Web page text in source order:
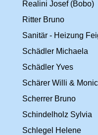
Realini Josef (Bobo)
Ritter Bruno
Sanitär - Heizung
Schädler Michaela
Schädler Yves
Schärer Willi &
Scherrer Bruno
Schindelholz Sylvia
Schlegel Helene